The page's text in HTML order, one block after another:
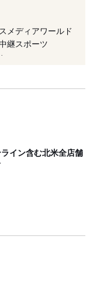
グループ
収
#英国
メディアワールド
継スポーツ
ー
ライン含む北米全店舗